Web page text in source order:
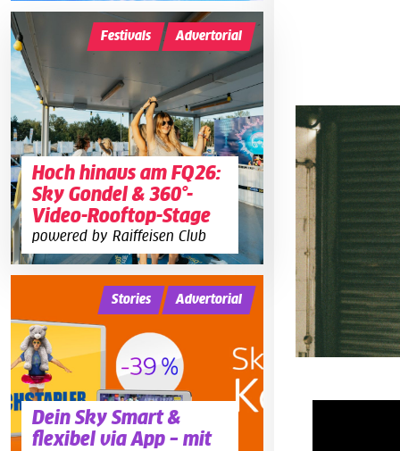
Hoch hinaus am FQ26:
Sky Gondel & 360°-
Video-Rooftop-Stage
powered by Raiffeisen Club
Festivals Advertorial
Dein Sky Smart &
flexibel via App – mit
Stories Advertorial